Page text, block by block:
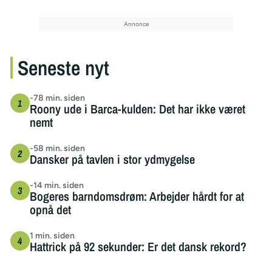
Seneste nyt
-78 min. siden
Roony ude i Barca-kulden: Det har ikke været
nemt
-58 min. siden
Dansker på tavlen i stor ydmygelse
-14 min. siden
Bogeres barndomsdrøm: Arbejder hårdt for at
opnå det
1 min. siden
Hattrick på 92 sekunder: Er det dansk rekord?